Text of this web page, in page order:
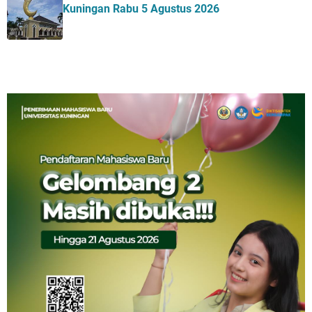
Kuningan Rabu 5 Agustus 2026